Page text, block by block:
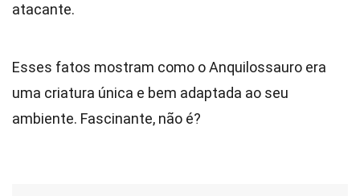
atacante.
Esses fatos mostram como o Anquilossauro era
uma criatura única e bem adaptada ao seu
ambiente. Fascinante, não é?